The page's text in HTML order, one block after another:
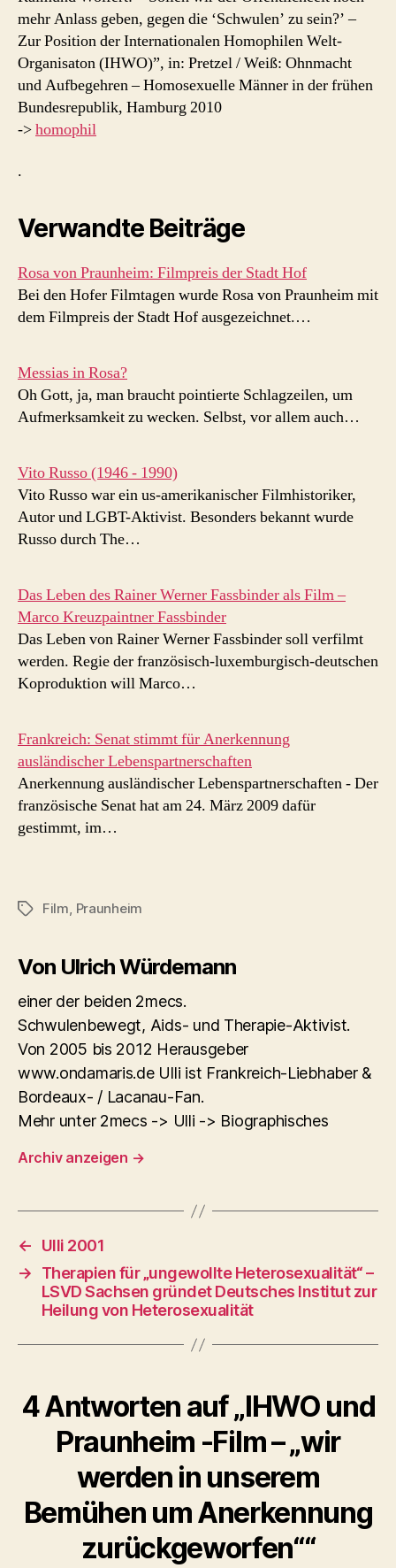
mehr Anlass geben, gegen die ‘Schwulen’ zu sein?’ –
Zur Position der Internationalen Homophilen Welt-
Organisaton (IHWO)”, in: Pretzel / Weiß: Ohnmacht
und Aufbegehren – Homosexuelle Männer in der frühen
Bundesrepublik, Hamburg 2010
->homophil
.
Verwandte Beiträge
Rosa von Praunheim: Filmpreis der Stadt Hof
Bei den Hofer Filmtagen wurde Rosa von Praunheim mit
dem Filmpreis der Stadt Hof ausgezeichnet.…
Messias in Rosa?
Oh Gott, ja, man braucht pointierte Schlagzeilen, um
Aufmerksamkeit zu wecken. Selbst, vor allem auch…
Vito Russo (1946 - 1990)
Vito Russo war ein us-amerikanischer Filmhistoriker,
Autor und LGBT-Aktivist. Besonders bekannt wurde
Russo durch The…
Das Leben des Rainer Werner Fassbinder als Film –
Marco Kreuzpaintner Fassbinder
Das Leben von Rainer Werner Fassbinder soll verfilmt
werden. Regie der französisch-luxemburgisch-deutschen
Koproduktion will Marco…
Frankreich: Senat stimmt für Anerkennung
ausländischer Lebenspartnerschaften
Anerkennung ausländischer Lebenspartnerschaften - Der
französische Senat hat am 24. März 2009 dafür
gestimmt, im…
Schlagwörter
Film, Praunheim
Von Ulrich Würdemann
einer der beiden 2mecs.
Schwulenbewegt, Aids- und Therapie-Aktivist.
Von 2005 bis 2012 Herausgeber
www.ondamaris.de Ulli ist Frankreich-Liebhaber &
Bordeaux- / Lacanau-Fan.
Mehr unter 2mecs -> Ulli -> Biographisches
Archiv anzeigen →
←
Ulli 2001
→
Therapien für „ungewollte Heterosexualität“ –
LSVD Sachsen gründet Deutsches Institut zur
Heilung von Heterosexualität
4 Antworten auf „IHWO und
Praunheim -Film – „wir
werden in unserem
Bemühen um Anerkennung
zurückgeworfen““